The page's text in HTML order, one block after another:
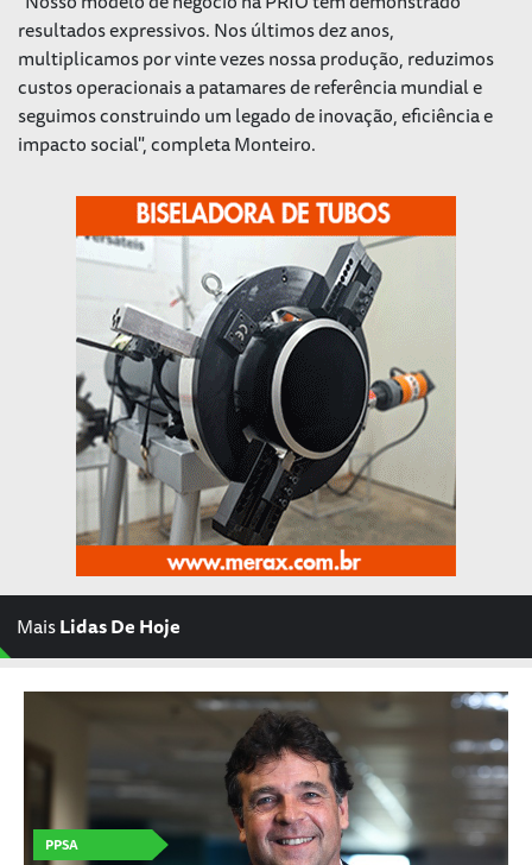
resultados expressivos. Nos últimos dez anos,
multiplicamos por vinte vezes nossa produção, reduzimos
custos operacionais a patamares de referência mundial e
seguimos construindo um legado de inovação, eficiência e
impacto social", completa Monteiro.
MaisLidas De Hoje
PPSA